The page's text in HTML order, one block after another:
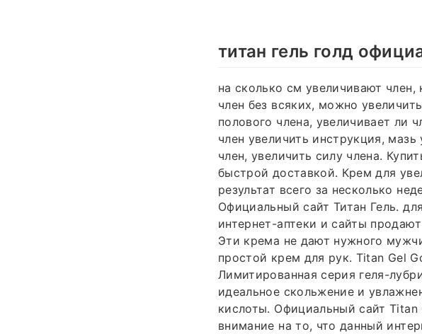
титан гель голд
на сколько см увеличивают
член без всяких, можно
полового члена, увеличивает ли
член увеличить инструкция,
член, увеличить силу члена.
быстрой доставкой. Крем для
результат всего за несколько
Официальный сайт Титан Гель.
интернет-аптеки и сайты
Эти крема не дают нужного
простой крем для рук. Titan Gel
Лимитированная серия геля-
идеальное скольжение и
кислоты. Официальный сайт
внимание на то, что данный